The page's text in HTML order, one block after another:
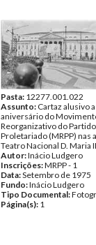
Pasta: 12277.001.022
Assunto: Cartaz alusivo
aniversário do
Reorganizativo do
Proletariado (MRPP) nas
Teatro Nacional D. Maria
Autor:Inácio Ludgero
Inscrições:MRPP - 1
Data:Setembro de 1975
Fundo:Inácio Ludgero
Tipo Documental:
Página(s): 1